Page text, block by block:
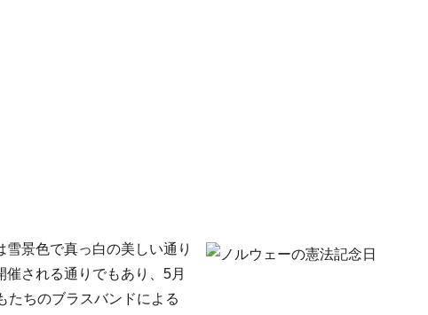
景色で真っ白の美しい通り
される通りでもあり、5月
たちのブラスバンドによる